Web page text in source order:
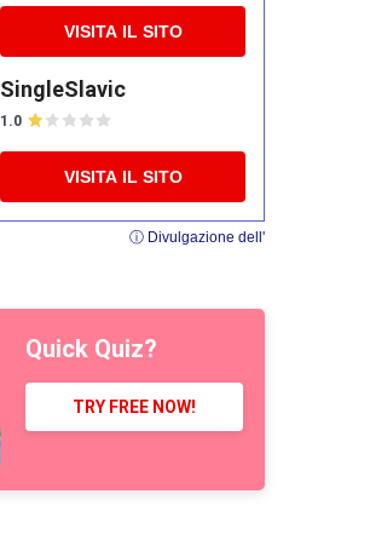
VISITA IL SITO
SingleSlavic
1.0
VISITA IL SITO
ⓘ Divulgazione dell'
Quick Quiz?
TRY FREE NOW!